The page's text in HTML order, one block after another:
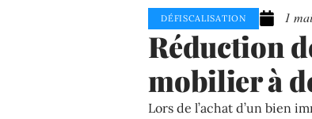
DÉFISCALISATION 1
Réduction
mobilier à
Lors de l’achat d’un bien